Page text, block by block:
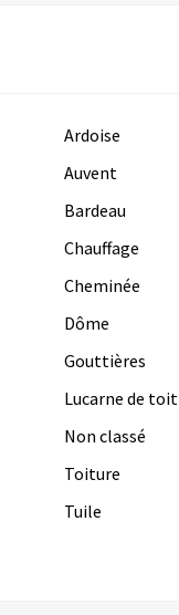
Ardoise
Auvent
Bardeau
Chauffage
Cheminée
Dôme
Gouttières
Lucarne de toit
Non classé
Toiture
Tuile